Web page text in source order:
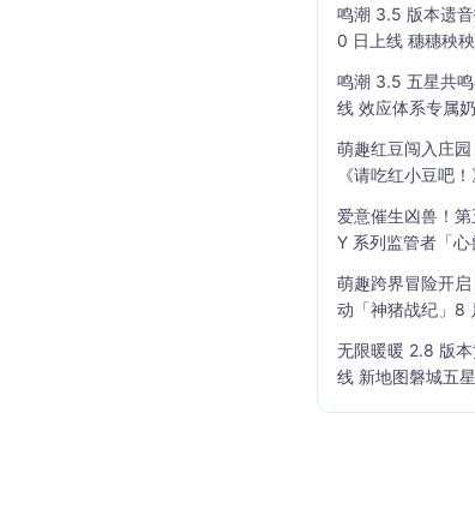
鸣潮 3.5 版本遗
0 日上线 穗穗秧
鸣潮 3.5 五星共
线 效应体系专属
萌趣红豆闯入庄
《请吃红小豆吧
爱意催生凶兽！
Y 系列监管者「
萌趣跨界冒险开
动「神猪战纪」8
无限暖暖 2.8 版
线 新地图磐城五